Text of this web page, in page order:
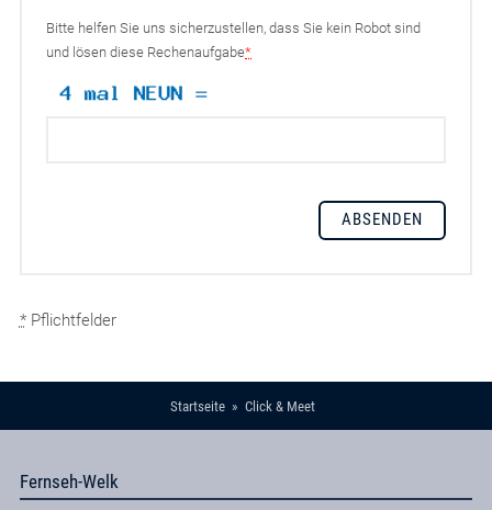
Bitte helfen Sie uns sicherzustellen, dass Sie kein Robot sind
und lösen diese Rechenaufgabe*
*Pflichtfelder
Startseite Click & Meet
Fernseh-Welk